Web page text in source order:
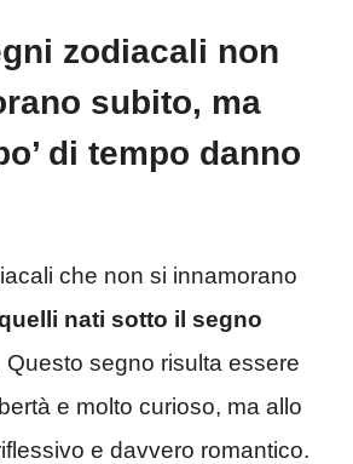
zodiacali non
subito, ma
di tempo danno
che non si innamorano
nati sotto il segno
Questo segno risulta essere
e molto curioso, ma allo
e davvero romantico.